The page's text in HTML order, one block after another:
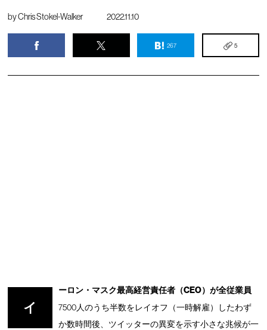
byChris Stokel-Walker 2022.11.10
267 5
イ
ーロン・マスク最高経営責任者（CEO）が全従業員
7500人のうち半数をレイオフ（一時解雇）したわず
か数時間後、ツイッターの異変を示す小さな兆候が一